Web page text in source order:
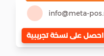
info@meta-
احصل على نسخة تجريبية